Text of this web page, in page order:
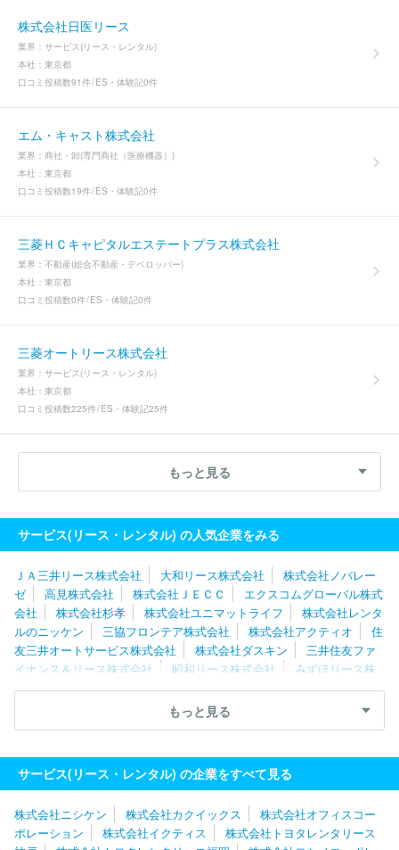
株式会社日医リース
業界： サービス(リース・レンタル)
本社： 東京都
口コミ投稿数91件 ES・体験記0件
エム・キャスト株式会社
業界： 商社・卸(専門商社（医療機器）)
本社： 東京都
口コミ投稿数19件 ES・体験記0件
三菱ＨＣキャピタルエステートプラス株式会社
業界： 不動産(総合不動産・デベロッパー)
本社： 東京都
口コミ投稿数0件 ES・体験記0件
三菱オートリース株式会社
業界： サービス(リース・レンタル)
本社： 東京都
口コミ投稿数225件 ES・体験記25件
もっと見る
サービス(リース・レンタル) の人気企業をみる
ＪＡ三井リース株式会社 大和リース株式会社
株式会社ノバレー
ゼ
高見株式会社 株式会社ＪＥＣＣ
エクスコムグローバル株式
会社
株式会社杉孝 株式会社ユニマットライフ
株式会社レンタ
ルのニッケン
三協フロンテア株式会社 株式会社アクティオ
住
友三井オートサービス株式会社
株式会社ダスキン
三井住友ファ
イナンス＆リース株式会社
昭和リース株式会社
みずほリース株
式会社
ＮＥＣキャピタルソリューション株式会社
三井住友トラ
スト・パナソニックファイナンス株式会社
タイムズモビリティ株式
会社
シング株式会社
太陽建機レンタル株式会社
ＪＲ東日本メカトロ
ニクス株式会社
株式会社日本ケアサプライ
株式会社ジョイフル
もっと見る
サービス(リース・レンタル) の企業をすべて見る
株式会社ニシケン 株式会社カクイックス
株式会社オフィスコー
ポレーション
株式会社イクティス
株式会社トヨタレンタリース